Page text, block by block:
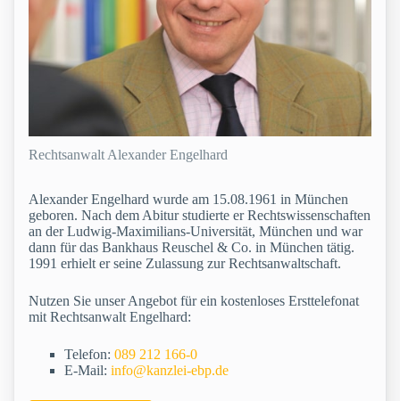
Rechtsanwalt Alexander Engelhard
Alexander Engelhard wurde am 15.08.1961 in München
geboren. Nach dem Abitur studierte er Rechtswissenschaften
an der Ludwig-Maximilians-Universität, München und war
dann für das Bankhaus Reuschel & Co. in München tätig.
1991 erhielt er seine Zulassung zur Rechtsanwaltschaft.
Nutzen Sie unser Angebot für ein kostenloses Ersttelefonat
mit Rechtsanwalt Engelhard:
Telefon: 089 212 166-0
E-Mail: info@kanzlei-ebp.de